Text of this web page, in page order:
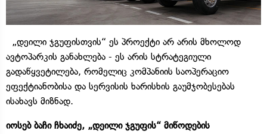
„დეილი ჯგუფისთვის“ ეს პროექტი არ არის მხოლოდ
ავტოპარკის განახლება - ეს არის სტრატეგიული
გადაწყვეტილება, რომელიც კომპანიის საოპერაციო
ეფექტიანობისა და სერვისის ხარისხის გაუმჯობესებას
ისახავს მიზნად.
იოსებ ბაჩი ჩხაიძე, „დეილი ჯგუფის“ მიწოდების